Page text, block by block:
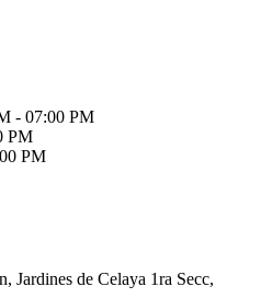
- 07:00 PM
PM
PM
Jardines de Celaya 1ra Secc,